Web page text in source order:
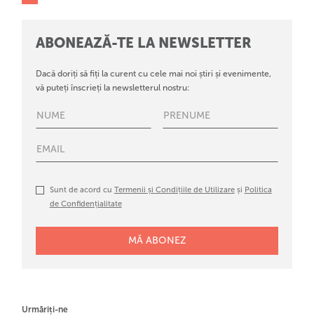
ABONEAZĂ-TE LA NEWSLETTER
Dacă doriți să fiți la curent cu cele mai noi știri și evenimente,
vă puteți înscrieți la newsletterul nostru:
Sunt de acord cu Termenii și Condițiile de Utilizareși Politica
de Confidențialitate
Urmăriți-ne